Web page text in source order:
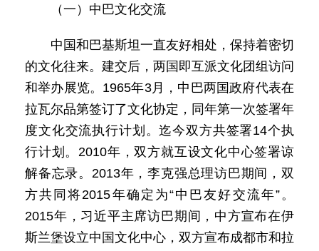
（一）中巴文化交流
中国和巴基斯坦一直友好相处，保持着密切
的文化往来。建交后，两国即互派文化团组访问
和举办展览。1965年3月，中巴两国政府代表在
拉瓦尔品第签订了文化协定，同年第一次签署年
度文化交流执行计划。迄今双方共签署14个执
行计划。2010年，双方就互设文化中心签署谅
解备忘录。2013年，李克强总理访巴期间，双
方共同将2015年确定为“中巴友好交流年”。
2015年，习近平主席访巴期间，中方宣布在伊
斯兰堡设立中国文化中心，双方宣布成都市和拉